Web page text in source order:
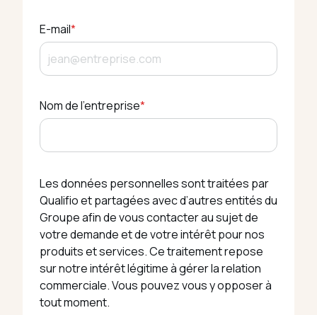
E-mail*
Nom de l'entreprise*
Les données personnelles sont traitées par
Qualifio et partagées avec d’autres entités du
Groupe afin de vous contacter au sujet de
votre demande et de votre intérêt pour nos
produits et services. Ce traitement repose
sur notre intérêt légitime à gérer la relation
commerciale. Vous pouvez vous y opposer à
tout moment.